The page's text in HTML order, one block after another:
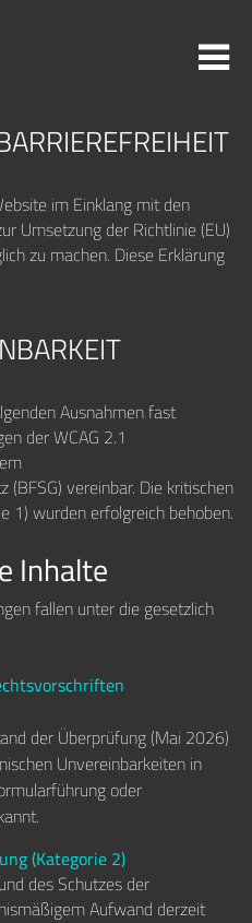
im Einklang mit den
Umsetzung der Richtlinie (EU)
zu machen. Diese Erklärung
Ausnahmen fast
der WCAG 2.1
vereinbar. Die kritischen
1) wurden erfolgreich behoben.
Inhalte
fallen unter die gesetzlich
der Überprüfung (Mai 2026)
Unvereinbarkeiten in
oder
(Kategorie 2)
des Schutzes der
Aufwand derzeit
ZERSPANUNG